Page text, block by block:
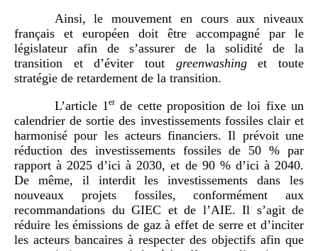
Ainsi, le mouvement en cours aux niveaux
français et européen doit être accompagné par le
législateur afin de s’assurer de la solidité de la
transition et d’éviter tout greenwashinget toute
stratégie de retardement de la transition.
L’article 1er de cette proposition de loi fixe un
calendrier de sortie des investissements fossiles clair et
harmonisé pour les acteurs financiers. Il prévoit une
réduction des investissements fossiles de 50 % par
rapport à 2025 d’ici à 2030, et de 90 % d’ici à 2040.
De même, il interdit les investissements dans les
nouveaux projets fossiles, conformément aux
recommandations du GIEC et de l’AIE. Il s’agit de
réduire les émissions de gaz à effet de serre et d’inciter
les acteurs bancaires à respecter des objectifs afin que